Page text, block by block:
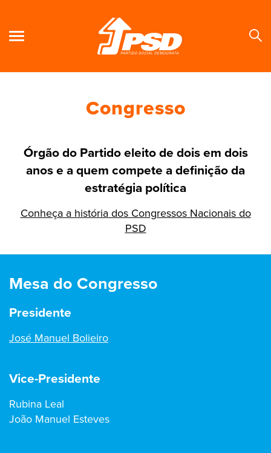
Congresso
Órgão do Partido eleito de dois em dois
anos e a quem compete a definição da
estratégia política
Conheça a história dos Congressos Nacionais do
PSD
Mesa do Congresso
Presidente
José Manuel Bolieiro
Vice-Presidente
Rubina Leal
João Manuel Esteves